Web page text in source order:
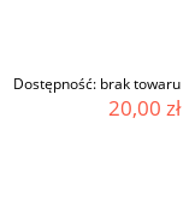
Dostępność: brak towaru
20,00 zł